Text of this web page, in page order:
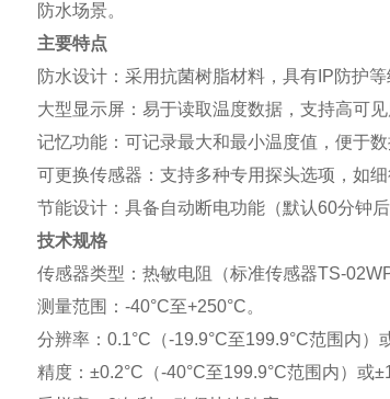
防水场景。
主要特点
防水设计‌：采用抗菌树脂材料，具有IP防护等
大型显示屏‌：易于读取温度数据，支持高可见
记忆功能‌：可记录最大和最小温度值，便于数
可更换传感器‌：支持多种专用探头选项，如细
节能设计‌：具备自动断电功能（默认60分钟
技术规格
传感器类型‌：热敏电阻（标准传感器TS-
‌测量范围‌：-40°C至+250°C。
分辨率‌：0.1°C（-19.9°C至199.9°C范围内）
精度‌：±0.2°C（-40°C至199.9°C范围内）或